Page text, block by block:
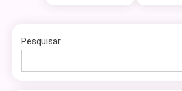
Pesquisar